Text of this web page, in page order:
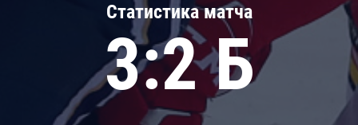
Статистика матча
3:2 Б